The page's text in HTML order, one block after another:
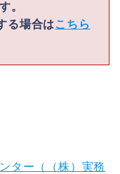
。
る場合は こちら